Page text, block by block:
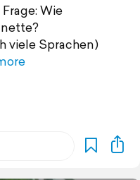
Wie
viele Sprachen)